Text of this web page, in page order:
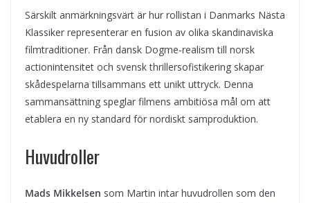
Särskilt anmärkningsvärt är hur rollistan i Danmarks Nästa
Klassiker representerar en fusion av olika skandinaviska
filmtraditioner. Från dansk Dogme-realism till norsk
actionintensitet och svensk thrillersofistikering skapar
skådespelarna tillsammans ett unikt uttryck. Denna
sammansättning speglar filmens ambitiösa mål om att
etablera en ny standard för nordiskt samproduktion.
Huvudroller
Mads Mikkelsen som Martin intar huvudrollen som den